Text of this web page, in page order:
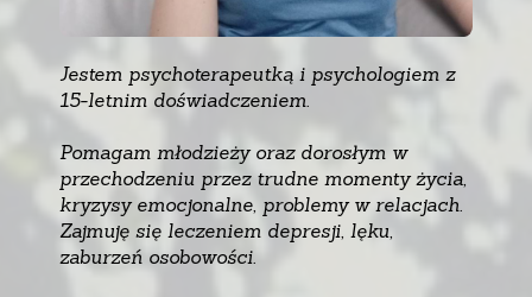
Jestem psychoterapeutką i psychologiem z
15-letnim doświadczeniem.
Pomagam młodzieży oraz dorosłym w
przechodzeniu przez trudne momenty życia,
kryzysy emocjonalne, problemy w relacjach.
Zajmuję się leczeniem depresji, lęku,
zaburzeń osobowości.